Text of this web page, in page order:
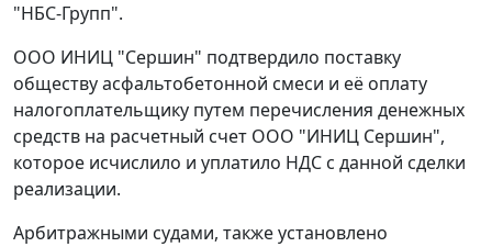
"НБС-Групп".
ООО ИНИЦ "Сершин" подтвердило поставку
обществу асфальтобетонной смеси и её оплату
налогоплательщику путем перечисления денежных
средств на расчетный счет ООО "ИНИЦ Сершин",
которое исчислило и уплатило НДС с данной сделки
реализации.
Арбитражными судами, также установлено